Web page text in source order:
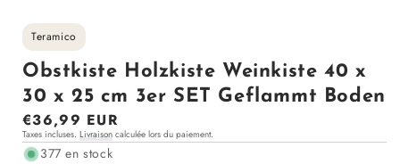
Teramico
Obstkiste Holzkiste Weinkiste 40 x
30 x 25 cm 3er SET Geflammt Boden
Prix
régulier
€36,99 EUR
Taxes incluses. Livraison calculée lors du paiement.
377 en stock